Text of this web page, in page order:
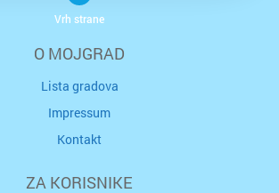
O MOJGRAD
Lista gradova
Impressum
Kontakt
ZA KORISNIKE
Vrh strane